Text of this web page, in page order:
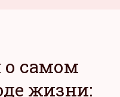
о самом
жизни: